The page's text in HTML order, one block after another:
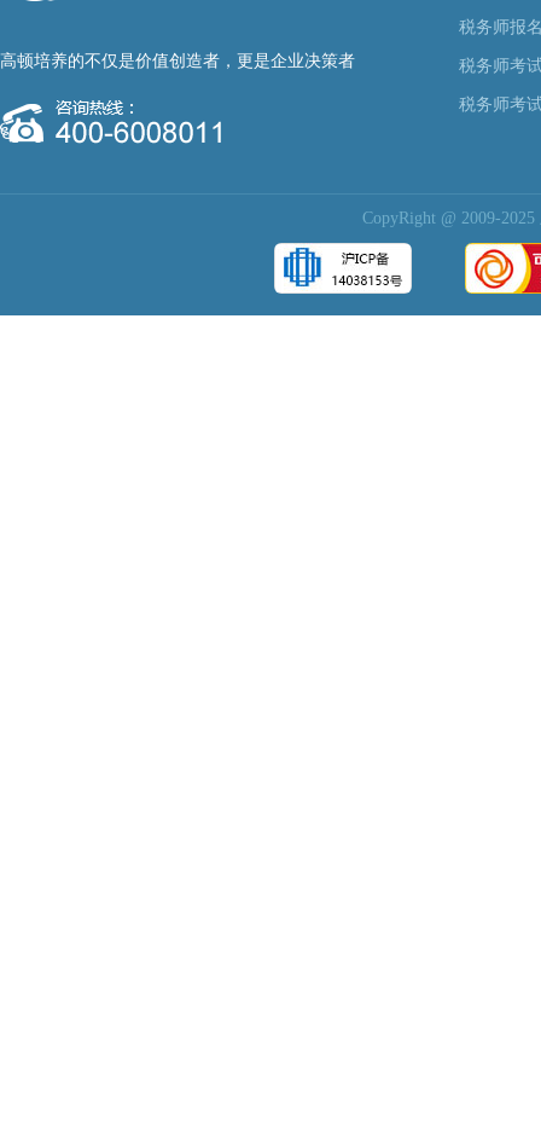
高顿培养的不仅是价值创造者，更是企业决策者
税务师报
税务师考
税务师考
CopyRight @ 2009-